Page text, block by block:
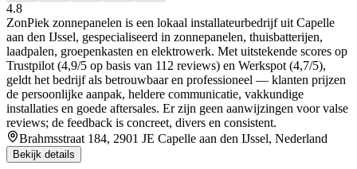
4.8
ZonPiek zonnepanelen is een lokaal installateurbedrijf uit Capelle
aan den IJssel, gespecialiseerd in zonnepanelen, thuisbatterijen,
laadpalen, groepenkasten en elektrowerk. Met uitstekende scores op
Trustpilot (4,9/5 op basis van 112 reviews) en Werkspot (4,7/5),
geldt het bedrijf als betrouwbaar en professioneel — klanten prijzen
de persoonlijke aanpak, heldere communicatie, vakkundige
installaties en goede aftersales. Er zijn geen aanwijzingen voor valse
reviews; de feedback is concreet, divers en consistent.
Brahmsstraat 184, 2901 JE Capelle aan den IJssel, Nederland
Bekijk details